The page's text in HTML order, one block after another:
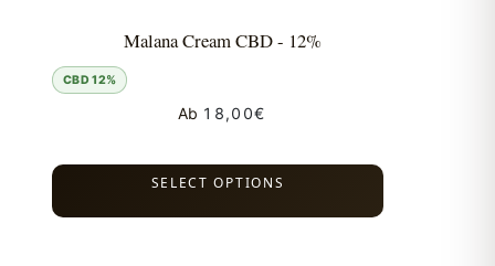
Malana Cream CBD - 12%
CBD 12%
Ab 18,00€
SELECT OPTIONS